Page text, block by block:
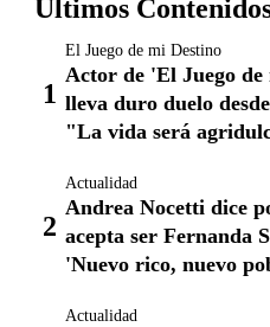
Últimos
El Juego de mi Destino
Actor de 'El Juego de
lleva duro duelo
"La vida será
Actualidad
Andrea Nocetti dice
acepta ser Fernanda
'Nuevo rico, nuevo
Actualidad